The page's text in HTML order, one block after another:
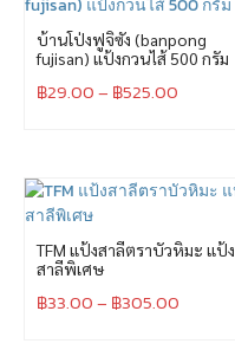
บ้านโป่งฟูจิซัง (banpong
fujisan) แป้งกวนไส้ 500 กรัม
฿29.00– ฿525.00
TFM แป้งสาลีตราบัวหิมะ แป้ง
สาลีพิเศษ
฿33.00– ฿305.00